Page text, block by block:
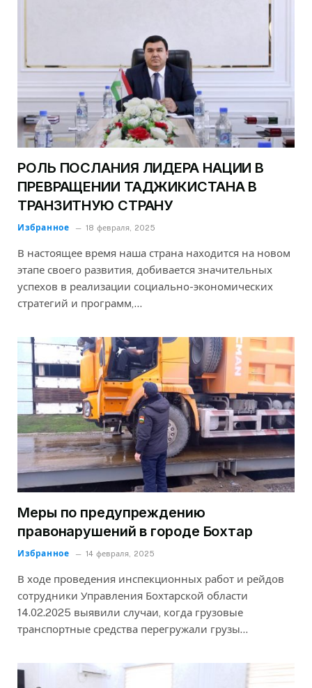
РОЛЬ ПОСЛАНИЯ ЛИДЕРА НАЦИИ В
ПРЕВРАЩЕНИИ ТАДЖИКИСТАНА В
ТРАНЗИТНУЮ СТРАНУ
Избранное 18 февраля, 2025
В настоящее время наша страна находится на новом
этапе своего развития, добивается значительных
успехов в реализации социально-экономических
стратегий и программ,…
Меры по предупреждению
правонарушений в городе Бохтар
Избранное 14 февраля, 2025
В ходе проведения инспекционных работ и рейдов
сотрудники Управления Бохтарской области
14.02.2025 выявили случаи, когда грузовые
транспортные средства перегружали грузы…